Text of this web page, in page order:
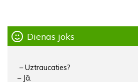
Dienas joks
– Uztraucaties?
– Jā.